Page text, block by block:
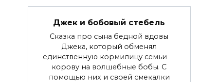
Джек и бобовый стебель
Сказка про сына бедной вдовы
Джека, который обменял
единственную кормилицу семьи —
корову на волшебные бобы. С
помощью них и своей смекалки